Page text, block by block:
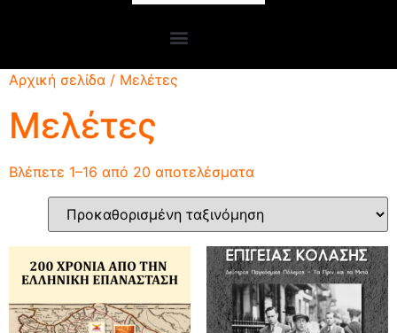
Αρχική σελίδα / Μελέτες
Μελέτες
Βλέπετε 1–16 από 20 αποτελέσματα